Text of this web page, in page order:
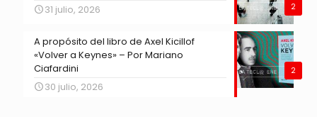
2
31 julio, 2026
2
A propósito del libro de Axel Kicillof
«Volver a Keynes» – Por Mariano
Ciafardini
30 julio, 2026